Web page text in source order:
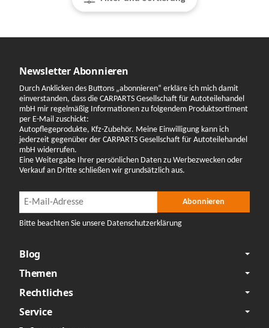
Newsletter Abonnieren
Durch Anklicken des Buttons „abonnieren“ erkläre ich mich damit
einverstanden, dass die CARPARTS Gesellschaft für Autoteilehandel
mbH mir regelmäßig Informationen zu folgendem Produktsortiment
per E-Mail zuschickt:
Autopflegeprodukte, Kfz-Zubehör. Meine Einwilligung kann ich
jederzeit gegenüber der CARPARTS Gesellschaft für Autoteilehandel
mbH widerrufen.
Eine Weitergabe Ihrer persönlichen Daten zu Werbezwecken oder
Verkauf an Dritte schließen wir grundsätzlich aus.
Newsletter Abonnieren Abonnieren
Bitte beachten Sie unsere Datenschutzerklärung
Blog
Themen
Rechtliches
Service